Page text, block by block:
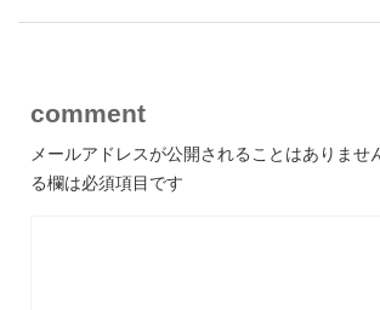
comment
メールアドレスが公開されることはありませ
る欄は必須項目です